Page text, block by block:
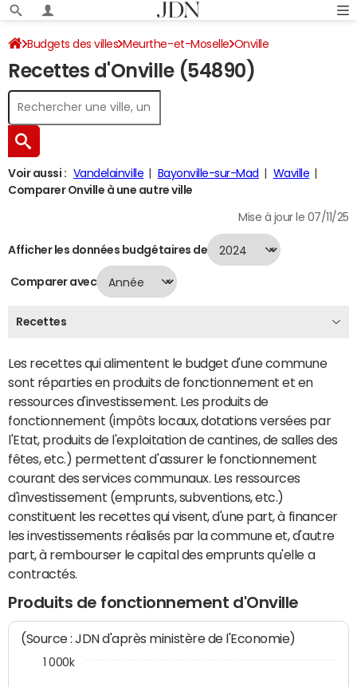
Budgets des villes Meurthe-et-Moselle Onville
Recettes 2024
Recettes d'Onville (54890)
Voir aussi : Vandelainville Bayonville-sur-Mad
Waville
Comparer Onville à une autre ville
Mise à jour le 07/11/25
Afficher les données budgétaires de
Comparer avec
Recettes
Les recettes qui alimentent le budget d'une commune
sont réparties en produits de fonctionnement et en
ressources d'investissement. Les produits de
fonctionnement (impôts locaux, dotations versées par
l'Etat, produits de l'exploitation de cantines, de salles des
fêtes, etc.) permettent d'assurer le fonctionnement
courant des services communaux. Les ressources
d'investissement (emprunts, subventions, etc.)
constituent les recettes qui visent, d'une part, à financer
les investissements réalisés par la commune et, d'autre
part, à rembourser le capital des emprunts qu'elle a
contractés.
Produits de fonctionnement d'Onville
(Source : JDN d'après ministère de l'Economie)
1 000k